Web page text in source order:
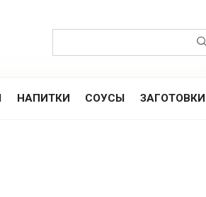
НАПИТКИ СОУСЫ ЗАГОТОВКИ